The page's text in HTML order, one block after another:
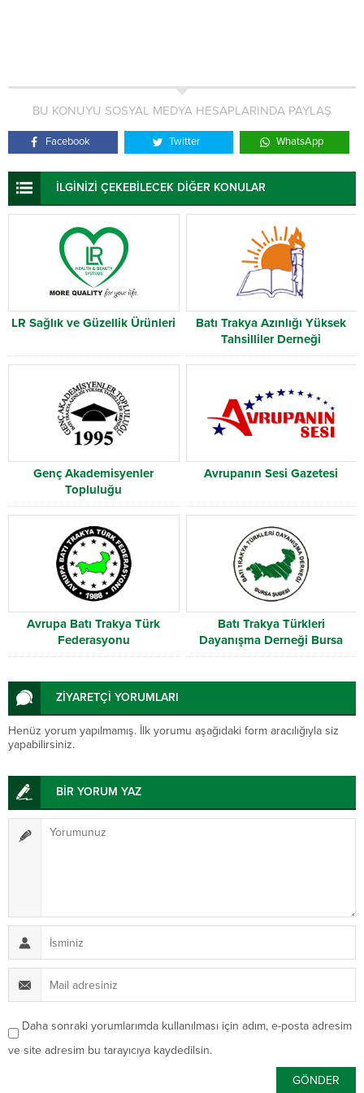
BU KONUYU SOSYAL MEDYA HESAPLARINDA PAYLAŞ
Facebook Twitter WhatsApp
İLGİNİZİ ÇEKEBİLECEK DİĞER KONULAR
LR Sağlık ve Güzellik Ürünleri
Batı Trakya Azınlığı Yüksek
Tahsilliler Derneği
Genç Akademisyenler
Topluluğu
Avrupanın Sesi Gazetesi
Avrupa Batı Trakya Türk
Federasyonu
Batı Trakya Türkleri
Dayanışma Derneği Bursa
Şubesi
ZİYARETÇİ YORUMLARI
Henüz yorum yapılmamış. İlk yorumu aşağıdaki form aracılığıyla siz
yapabilirsiniz.
BİR YORUM YAZ
Daha sonraki yorumlarımda kullanılması için adım, e-posta adresim
ve site adresim bu tarayıcıya kaydedilsin.